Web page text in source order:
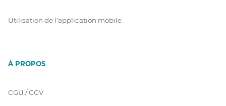
Utilisation de l'application mobile
À PROPOS
CGU / GGV